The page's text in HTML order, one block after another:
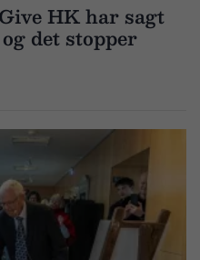
HK har sagt
det stopper